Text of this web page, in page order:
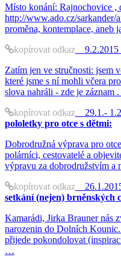
Místo konání: Rajnochovice ,
http://www.ado.cz/sarkander/
proměna, kontemplace,
kopírovat odkaz 9.2.2015
Zatím jen ve stručnosti: jsem
které jsme s ní mohli včera
slova nahráli - zde je
kopírovat odkaz 29.1.-
pololetky pro otce s dětmi:
Dobrodružná výprava pro
polárníci, cestovatelé a
výpravu za dobrodružstvím
kopírovat odkaz
setkání (nejen) brněnských
Kamarádi, Jirka Brauner nás
narozenin do Dolních
přijede pokondolovat
…